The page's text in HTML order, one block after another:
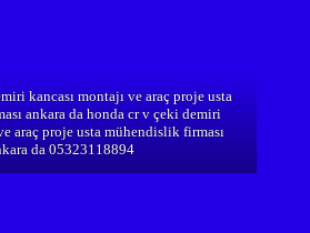
kancası montajı ve araç proje usta
ankara da honda cr v çeki demiri
araç proje usta mühendislik firması
da 05323118894